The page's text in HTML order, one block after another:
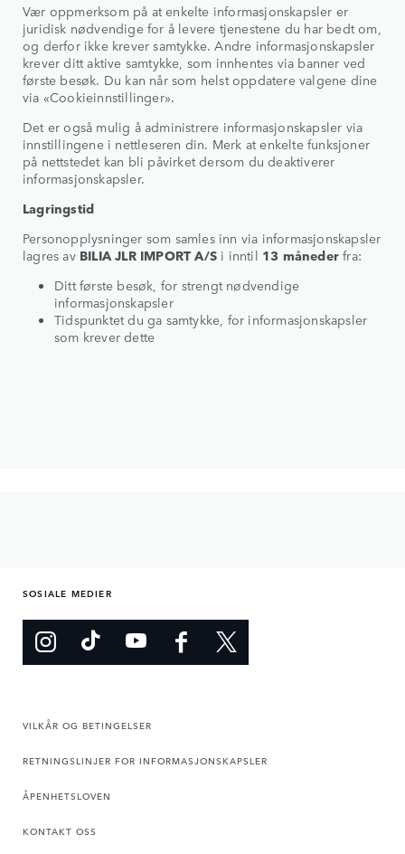
Vær oppmerksom på at enkelte informasjonskapsler er
juridisk nødvendige for å levere tjenestene du har bedt om,
og derfor ikke krever samtykke. Andre informasjonskapsler
krever ditt aktive samtykke, som innhentes via banner ved
første besøk. Du kan når som helst oppdatere valgene dine
via «Cookieinnstillinger».
Det er også mulig å administrere informasjonskapsler via
innstillingene i nettleseren din. Merk at enkelte funksjoner
på nettstedet kan bli påvirket dersom du deaktiverer
informasjonskapsler.
Lagringstid
Personopplysninger som samles inn via informasjonskapsler
lagres av BILIA JLR IMPORT A/S i inntil 13 måneder fra:
Ditt første besøk, for strengt nødvendige
informasjonskapsler
Tidspunktet du ga samtykke, for informasjonskapsler
som krever dette
SOSIALE MEDIER
VILKÅR OG BETINGELSER
RETNINGSLINJER FOR INFORMASJONSKAPSLER
ÅPENHETSLOVEN
KONTAKT OSS